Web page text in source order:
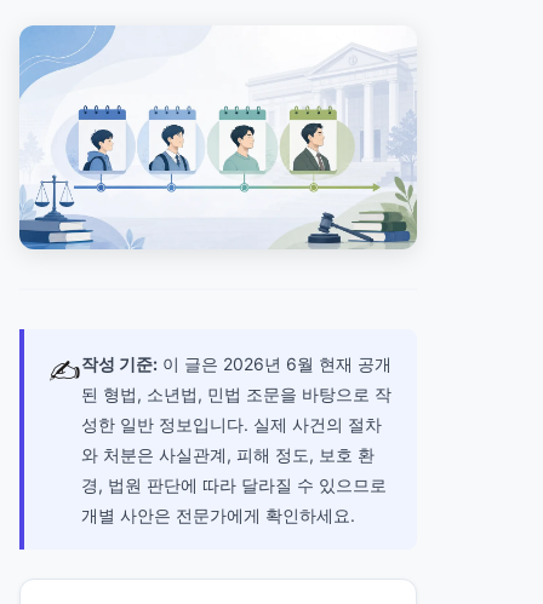
✍작성 기준: 이 글은 2026년 6월 현재 공개
된 형법, 소년법, 민법 조문을 바탕으로 작
성한 일반 정보입니다. 실제 사건의 절차
와 처분은 사실관계, 피해 정도, 보호 환
경, 법원 판단에 따라 달라질 수 있으므로
개별 사안은 전문가에게 확인하세요.